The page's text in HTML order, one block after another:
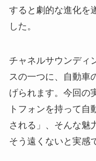
すると劇的な進化を
した。
チャネルサウンディ
スの一つに、自動車
げられます。今回の
トフォンを持って自
される」、そんな魅
そう遠くないと実感